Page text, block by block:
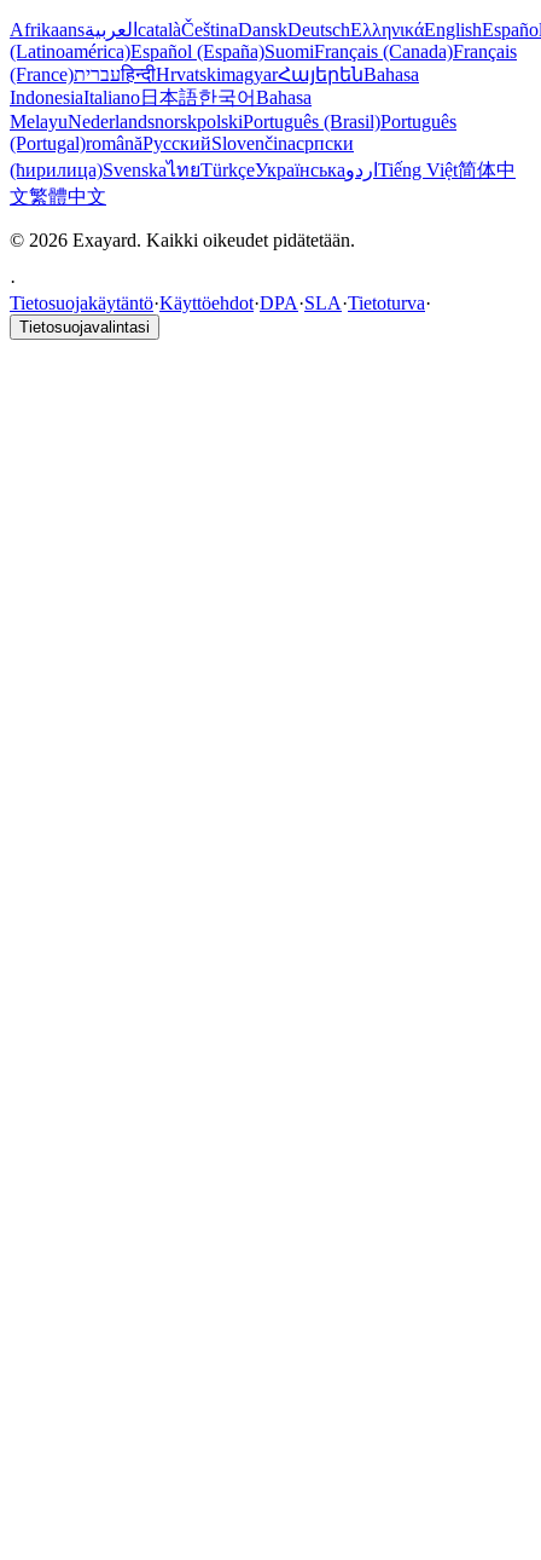
Afrikaansالعربية catalàČeštinaDanskDeutschΕλληνικάEnglish
(Latinoamérica)Español (España)SuomiFrançais (Canada)Français
(France)עבריתहिन्दीHrvatskimagyarՀայերենBahasa
IndonesiaItaliano日本語한국어Bahasa
MelayuNederlandsnorskpolskiPortuguês (Brasil)Português
(Portugal)românăРусскийSlovenčinaсрпски
(ћирилица)SvenskaไทยTürkçeУкраїнськаاردو Tiếng Việt简体中
文繁體中文
© 2026 Exayard. Kaikki oikeudet pidätetään.
·
Tietosuojakäytäntö·Käyttöehdot·DPA·SLA·Tietoturva·
Tietosuojavalintasi